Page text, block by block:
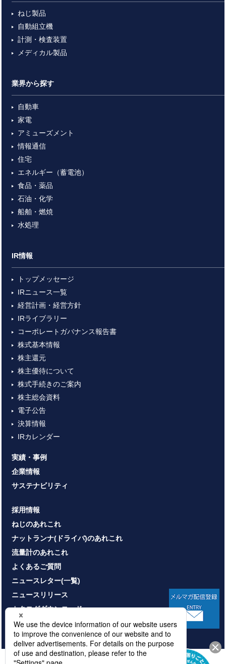
ねじ製品
自動組立機
計測・検査装置
メディカル製品
業界から探す
自動車
家電
アミューズメント
情報通信
住宅
エネルギー（蓄電池）
食品・薬品
石油・化学
船舶・燃焼
水処理
IR情報
トップメッセージ
IRニュース一覧
経営計画・経営方針
IRライブラリー
コーポレートガバナンス報告書
株式基本情報
株主還元
株主優待について
株式手続きのご案内
株主総会資料
電子公告
決算情報
IRカレンダー
実績・事例
企業情報
サステナビリティ
採用情報
ねじのあれこれ
ナットランナ(ドライバ)のあれこれ
流量計のあれこれ
よくあるご質問
ニュースレター(一覧)
ニュースリリース
カタログダウンロード
お問い合わせ
HOME プライバシーポリシー 情報セキュリティ基本方針